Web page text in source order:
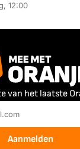
12:00
van het laatste
Aanmelden